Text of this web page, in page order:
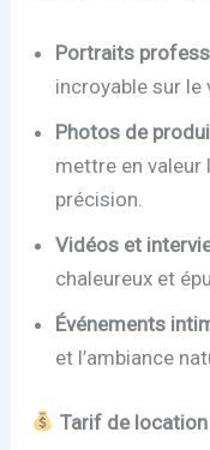
Portraits
incroyable sur
Photos de
mettre en
précision.
Vidéos et
chaleureux et
Événements
et l’ambiance
Tarif de